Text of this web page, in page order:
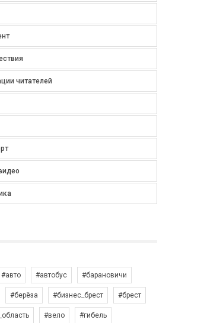
читателей
#авто #автобус #барановичи
#берёза #бизнес_брест #брест
#вело #гибель